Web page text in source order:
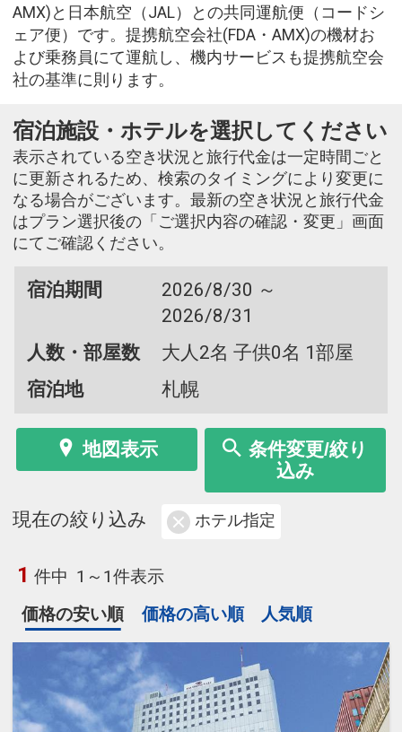
AMX)と日本航空（JAL）との共同運航便（コードシ
ェア便）です。提携航空会社(FDA・AMX)の機材お
よび乗務員にて運航し、機内サービスも提携航空会
社の基準に則ります。
宿泊施設・ホテルを選択してください
表示されている空き状況と旅行代金は一定時間ごと
に更新されるため、検索のタイミングにより変更に
なる場合がございます。最新の空き状況と旅行代金
はプラン選択後の「ご選択内容の確認・変更」画面
にてご確認ください。
宿泊期間
2026/8/30 ～
2026/8/31
人数・部屋数
大人2名 子供0名 1部屋
宿泊地
札幌
地図表示
条件変更/絞り
込み
現在の絞り込み ホテル指定
1 件中 1～1件表示
価格の安い順
価格の高い順 人気順